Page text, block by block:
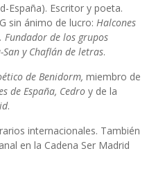
España). Escritor y poeta.
sin ánimo de lucro: Halcones
Fundador de los grupos
y Chaflán de letras.
de Benidorm, miembro de
de España, Cedro y de la
.
internacionales. También
en la Cadena Ser Madrid